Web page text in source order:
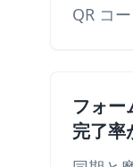
QR コ
フォー
完了率